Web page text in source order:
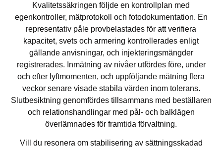
Kvalitetssäkringen följde en kontrollplan med
egenkontroller, mätprotokoll och fotodokumentation. En
representativ påle provbelastades för att verifiera
kapacitet, svets och armering kontrollerades enligt
gällande anvisningar, och injekteringsmängder
registrerades. Inmätning av nivåer utfördes före, under
och efter lyftmomenten, och uppföljande mätning flera
veckor senare visade stabila värden inom tolerans.
Slutbesiktning genomfördes tillsammans med beställaren
och relationshandlingar med pål- och balklägen
överlämnades för framtida förvaltning.
Vill du resonera om stabilisering av sättningsskadad